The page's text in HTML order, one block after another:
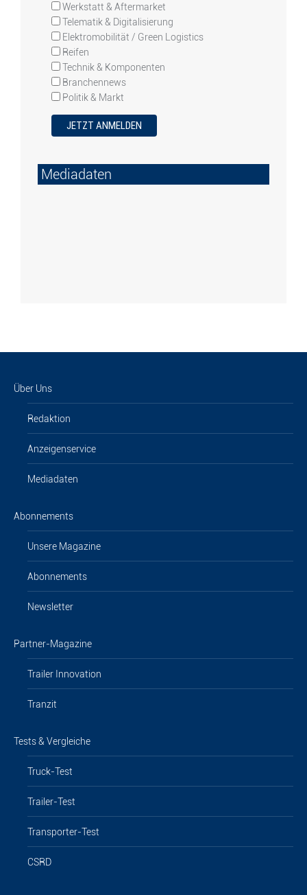
Werkstatt & Aftermarket
Telematik & Digitalisierung
Elektromobilität / Green Logistics
Reifen
Technik & Komponenten
Branchennews
Politik & Markt
Mediadaten
Über Uns
Redaktion
Anzeigenservice
Mediadaten
Abonnements
Unsere Magazine
Abonnements
Newsletter
Partner-Magazine
Trailer Innovation
Tranzit
Tests & Vergleiche
Truck-Test
Trailer-Test
Transporter-Test
CSRD